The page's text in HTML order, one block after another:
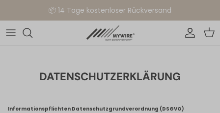
Direkt zum Inhalt📦 14 Tage kostenloser Rückversand
Konto
DATENSCHUTZERKLÄRUNG
Informationspflichten Datenschutzgrundverordnung (DSGVO)